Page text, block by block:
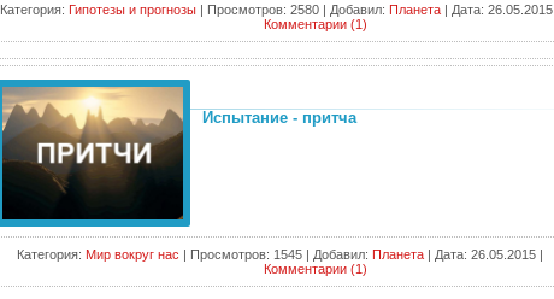
Категория: Гипотезы и прогнозы| Просмотров: 2580 | Добавил: Планета| Дата: 26.05.2015
Комментарии (1)
Испытание - притча
Категория: Мир вокруг нас | Просмотров: 1545 | Добавил: Планета| Дата: 26.05.2015 |
Комментарии (1)